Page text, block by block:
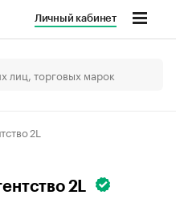
Личный кабинет
2L
2L